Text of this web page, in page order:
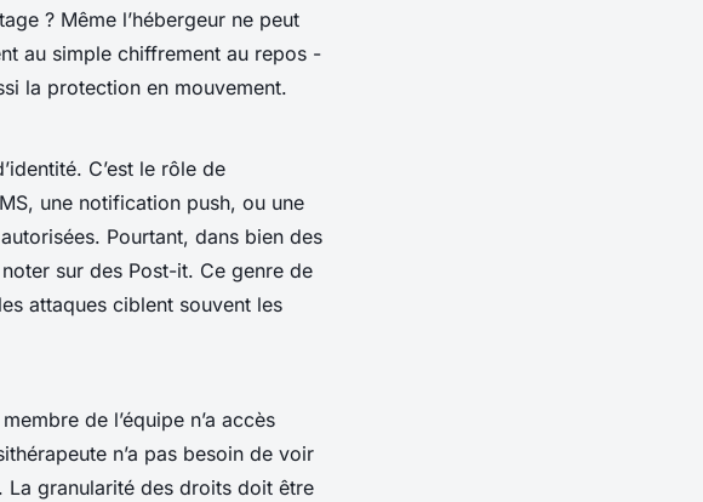
? Même l’hébergeur ne peut
au simple chiffrement au repos -
la protection en mouvement.
C’est le rôle de
une notification push, ou une
Pourtant, dans bien des
sur des Post-it. Ce genre de
attaques ciblent souvent les
de l’équipe n’a accès
n’a pas besoin de voir
La granularité des droits doit être